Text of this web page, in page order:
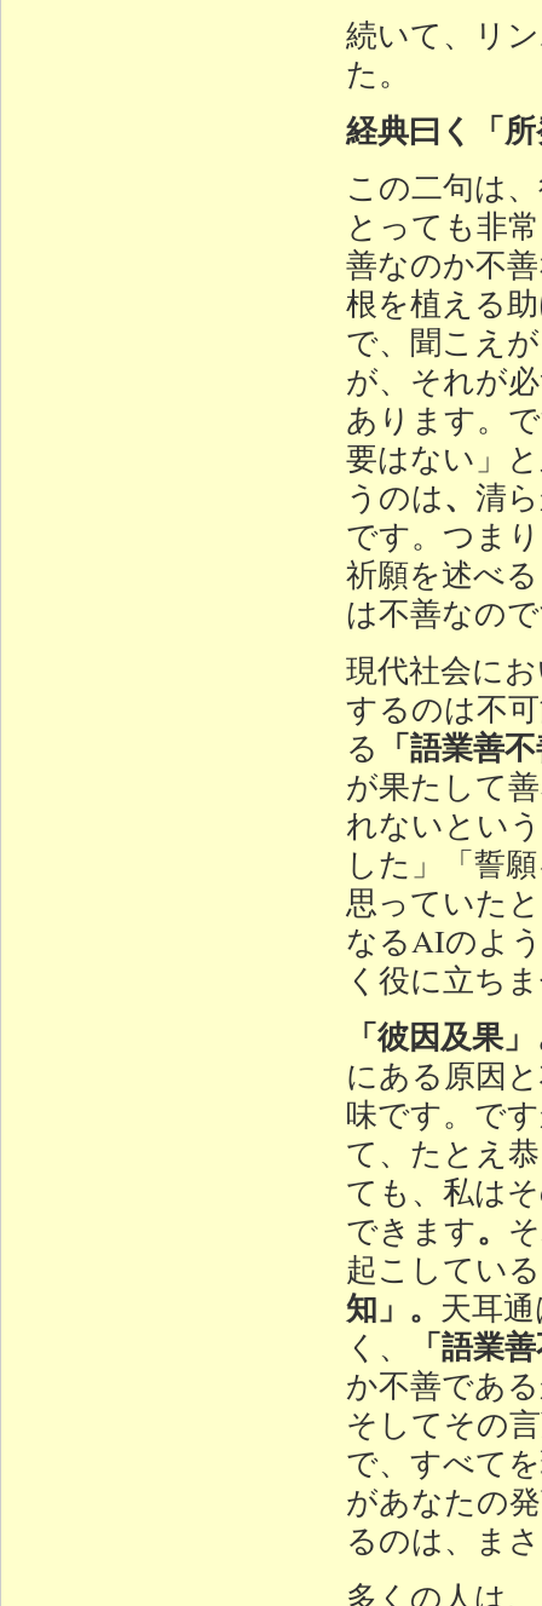
続いて、リ
た。
経典曰く「
この二句は
とっても非
善なのか不
根を植える
で、聞こえ
が、それが
あります。
要はない」
うのは、 清
です。つま
祈願を述べ
は不善なの
現代社会に
するのは不
る 「語業善
が果たして
れないとい
した」「誓
思っていた
なるAIのよ
く役に立ち
「彼因及果」
にある原因
味です。で
て、たとえ
ても、私は
できます。
起こしてい
知」。 天耳
く、
「語業
か不善であ
そしてその
で、すべて
があなたの
るのは、ま
多くの人は